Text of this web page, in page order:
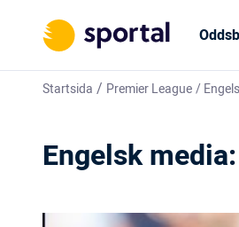
Startsida / Premier League/
Engelsk